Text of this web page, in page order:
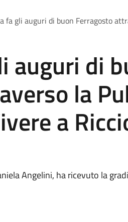
fa gli auguri di buon Ferragosto
auguri di
la
a
Angelini, ha ricevuto la